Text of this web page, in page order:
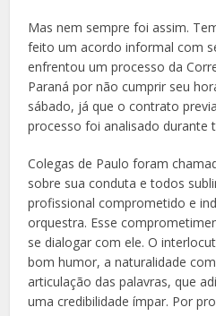
Mas nem sempre foi assim.
feito um acordo informal com
enfrentou um processo da
Paraná por não cumprir seu
sábado, já que o contrato
processo foi analisado durante
Colegas de Paulo foram
sobre sua conduta e todos
profissional comprometido e
orquestra. Esse
se dialogar com ele. O
bom humor, a naturalidade
articulação das palavras, que
uma credibilidade ímpar. Por